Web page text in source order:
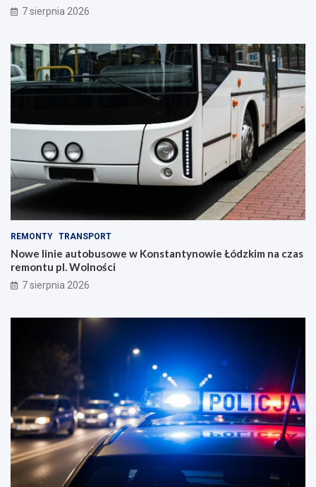
7 sierpnia 2026
REMONTY TRANSPORT
Nowe linie autobusowe w Konstantynowie Łódzkim na czas
remontu pl. Wolności
7 sierpnia 2026